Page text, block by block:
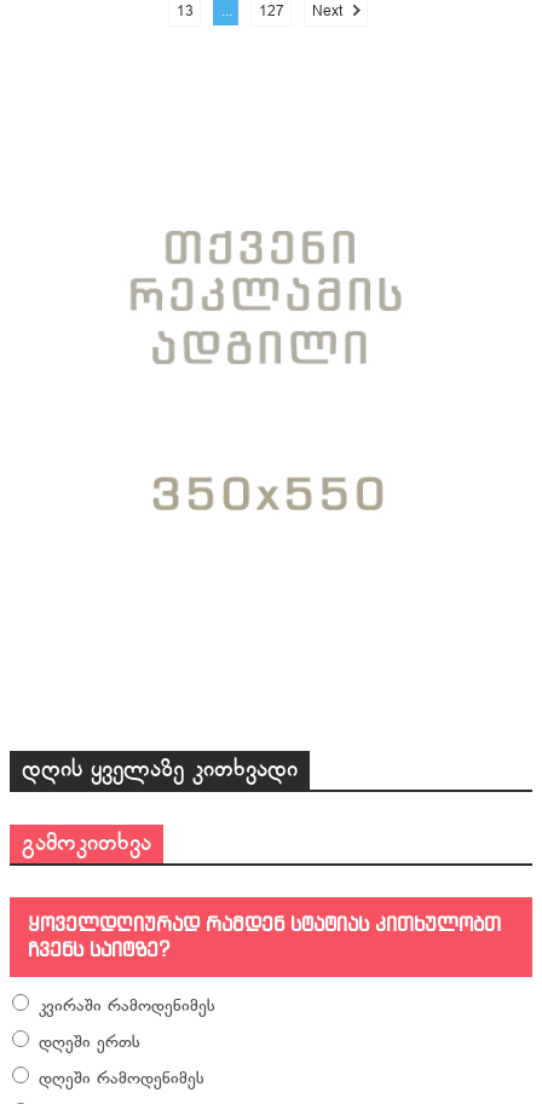
13
... 127 Next
დღის ყველაზე კითხვადი
გამოკითხვა
ყოველდღიურად რამდენ სტატიას კითხულობთ
ჩვენს საიტზე?
კვირაში რამოდენიმეს
დღეში ერთს
დღეში რამოდენიმეს